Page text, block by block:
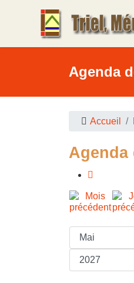
Agenda
Accueil
Agenda